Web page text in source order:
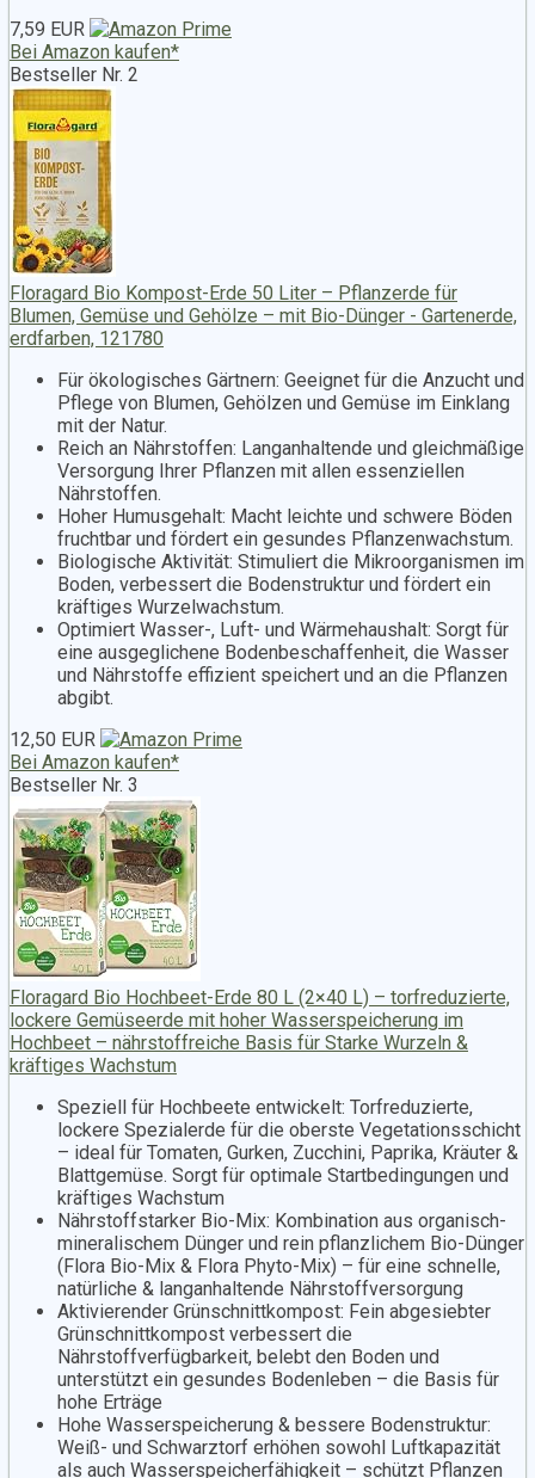
7,59 EUR
Bei Amazon kaufen*
Bestseller Nr. 2
Floragard Bio Kompost-Erde 50 Liter – Pflanzerde für
Blumen, Gemüse und Gehölze – mit Bio-Dünger - Gartenerde,
erdfarben, 121780
Für ökologisches Gärtnern: Geeignet für die Anzucht und
Pflege von Blumen, Gehölzen und Gemüse im Einklang
mit der Natur.
Reich an Nährstoffen: Langanhaltende und gleichmäßige
Versorgung Ihrer Pflanzen mit allen essenziellen
Nährstoffen.
Hoher Humusgehalt: Macht leichte und schwere Böden
fruchtbar und fördert ein gesundes Pflanzenwachstum.
Biologische Aktivität: Stimuliert die Mikroorganismen im
Boden, verbessert die Bodenstruktur und fördert ein
kräftiges Wurzelwachstum.
Optimiert Wasser-, Luft- und Wärmehaushalt: Sorgt für
eine ausgeglichene Bodenbeschaffenheit, die Wasser
und Nährstoffe effizient speichert und an die Pflanzen
abgibt.
12,50 EUR
Bei Amazon kaufen*
Bestseller Nr. 3
Floragard Bio Hochbeet-Erde 80 L (2×40 L) – torfreduzierte,
lockere Gemüseerde mit hoher Wasserspeicherung im
Hochbeet – nährstoffreiche Basis für Starke Wurzeln &
kräftiges Wachstum
Speziell für Hochbeete entwickelt: Torfreduzierte,
lockere Spezialerde für die oberste Vegetationsschicht
– ideal für Tomaten, Gurken, Zucchini, Paprika, Kräuter &
Blattgemüse. Sorgt für optimale Startbedingungen und
kräftiges Wachstum
Nährstoffstarker Bio-Mix: Kombination aus organisch-
mineralischem Dünger und rein pflanzlichem Bio-Dünger
(Flora Bio-Mix & Flora Phyto-Mix) – für eine schnelle,
natürliche & langanhaltende Nährstoffversorgung
Aktivierender Grünschnittkompost: Fein abgesiebter
Grünschnittkompost verbessert die
Nährstoffverfügbarkeit, belebt den Boden und
unterstützt ein gesundes Bodenleben – die Basis für
hohe Erträge
Hohe Wasserspeicherung & bessere Bodenstruktur:
Weiß- und Schwarztorf erhöhen sowohl Luftkapazität
als auch Wasserspeicherfähigkeit – schützt Pflanzen